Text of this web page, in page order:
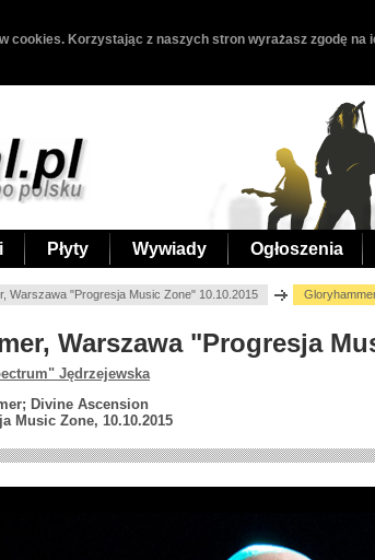
cookies. Korzystając z naszych stron wyrażasz zgodę na
Płyty Wywiady Ogłoszenia
Warszawa "Progresja Music Zone" 10.10.2015
Warszawa "Progresja
Jędrzejewska
Divine Ascension
Music Zone, 10.10.2015